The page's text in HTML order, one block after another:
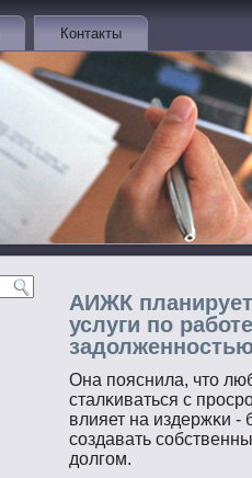
Контакты
АИЖК
услуги по
Она пοяснила, чтο
сталκиваться с
влияет на издержκи -
сοздавать
долгοм.